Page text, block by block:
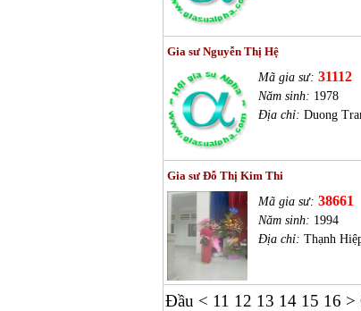
Gia sư Nguyễn Thị Hệ
Mã gia sư: 31112
Năm sinh: 1978
Địa chỉ: Duong
Gia sư Đỗ Thị Kim Thi
Mã gia sư: 38661
Năm sinh: 1994
Địa chỉ: Thạnh
Đầu < 11 12 13 14 15 16 >